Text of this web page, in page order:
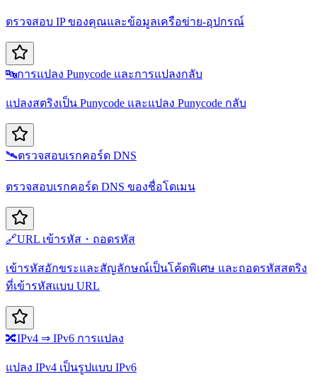
ตรวจสอบ IP ของคุณและข้อมูลเครือข่าย-อุปกรณ์
🔤การแปลง Punycode และการแปลงกลับ
แปลงสตริงเป็น Punycode และแปลง Punycode กลับ
🛰️ตรวจสอบเรกคอร์ด DNS
ตรวจสอบเรกคอร์ด DNS ของชื่อโดเมน
🔗URL เข้ารหัส・ถอดรหัส
เข้ารหัสอักขระและสัญลักษณ์เป็นโค้ดพิเศษ และถอดรหัสสตริง
ที่เข้ารหัสแบบ URL
🔀IPv4 ⇒ IPv6 การแปลง
แปลง IPv4 เป็นรูปแบบ IPv6